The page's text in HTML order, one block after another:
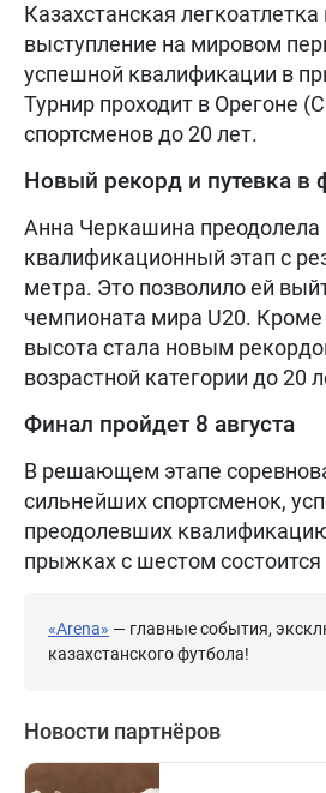
Казахстанская легкоатлетка
выступление на мировом
успешной квалификации в
Турнир проходит в Орегоне
спортсменов до 20 лет.
Новый рекорд и путевка в
Анна Черкашина преодолела
квалификационный этап с
метра. Это позволило ей
чемпионата мира U20. Кроме
высота стала новым
возрастной категории до 20
Финал пройдет 8 августа
В решающем этапе
сильнейших спортсменок,
преодолевших
прыжках с шестом состоится
«Arena» — главные события,
казахстанского футбола!